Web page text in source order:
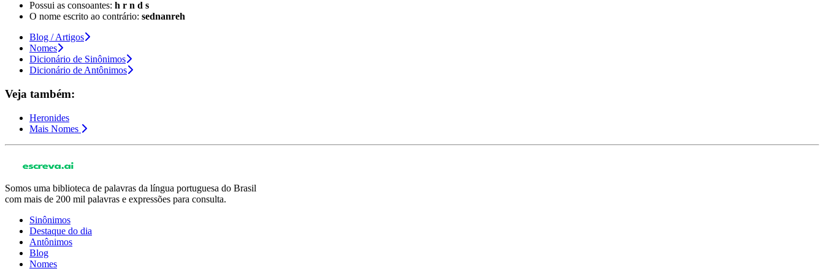
Possui as consoantes: h r n d s
O nome escrito ao contrário: sednanreh
Blog / Artigos
Nomes
Dicionário de Sinônimos
Dicionário de Antônimos
Veja também:
Heronides
Mais Nomes
Somos uma biblioteca de palavras da língua portuguesa do Brasil
com mais de 200 mil palavras e expressões para consulta.
Sinônimos
Destaque do dia
Antônimos
Blog
Nomes